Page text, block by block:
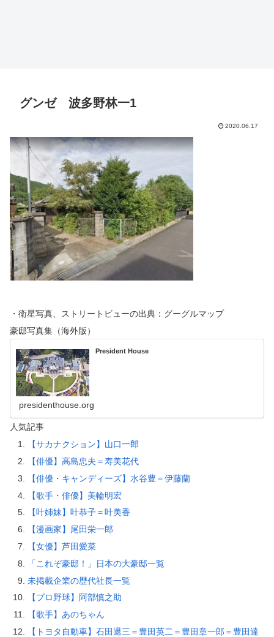
グンゼ 波多野林一1
2020.06.17
・衛星写真、ストリートビューの出典：グーグルマップ
豪邸写真集（海外版）
President House
presidenthouse.org
人気記事
【サカナクション】山口一郎
【俳優】高島忠夫＝寿美花代
【俳優・キャンディーズ】水谷豊＝伊藤蘭
【歌手・俳優】美輪明宏
【叶姉妹】叶恭子＝叶美香
【漫画家】尾田栄一郎
【女優】芦田愛菜
「これぞ豪邸！」日本の大豪邸一覧
未掲載企業の歴代社長一覧
【プロ野球】阿部慎之助
【歌手】あのちゃん
【トヨタ自動車】石田退三＝豊田英二＝豊田章一郎＝豊田達